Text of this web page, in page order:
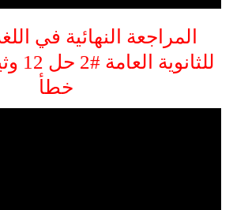
المراجعة النهائية في
خطأ